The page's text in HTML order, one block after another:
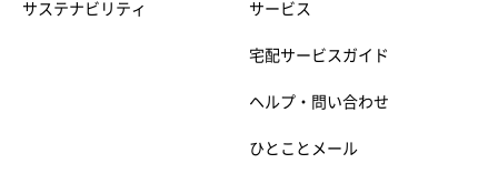
サステナビリティ サービス
宅配サービスガイド
ヘルプ・問い合わせ
ひとことメール